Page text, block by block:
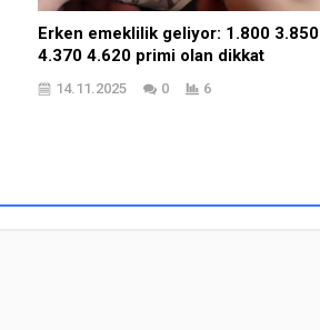
Erken emeklilik geliyor: 1.800 3.850
4.370 4.620 primi olan dikkat
14.11.2025 0 6